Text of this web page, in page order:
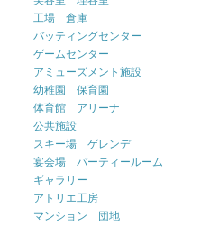
工場 倉庫
バッティングセンター
ゲームセンター
アミューズメント施設
幼稚園 保育園
体育館 アリーナ
公共施設
スキー場 ゲレンデ
宴会場 パーティールーム
ギャラリー
アトリエ工房
マンション 団地